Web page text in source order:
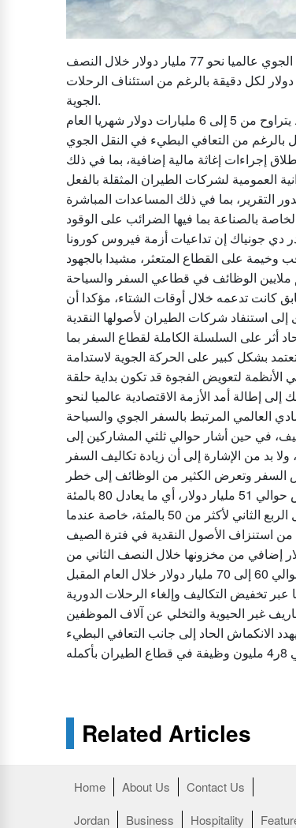
جوردن ديلي - حذر الاتحاد الدولي للنقل الجوي (إياتا) من خسارة قطاع النقل الجوي عالميا نحو 77 مليار دولار خلال النصف
الجاري، أي ما يعادل 13 مليار دولار شهريا أو 300 ألف دولار لكل دقيقة بالرغم من استئناف الرحلات
الجوية.
وأفاد تقرير صادر عن (إياتا) ، بأن سيولة القطاع ستستنزف بمعدل متوسط يتراوح من 5 إلى 6 مليارات دولار شهريا العام
إجراءات إغاثة مالية إضافية، بما في ذلك
إلى 160 مليار دولار حتى صدور التقرير، بما في ذلك المساعدات المباشرة
دي جونياك إن تداعيات أزمة فيروس كورونا
وخيمة على القطاع المتعثر، مشيدا بالجهود
كانت تدعمه خلال أوقات الشتاء، مؤكدا أن
أثر على السلسلة الكاملة لقطاع السفر بما
بشكل كبير على الحركة الجوية لاستدامة
لتعويض الفجوة قد تكون بداية حلقة
إطالة أمد الأزمة الاقتصادية عالميا لنحو
في حين أشار حوالي ثلثي المشاركين إلى
بد من الإشارة إلى أن زيادة تكاليف السفر
وتشير توقعات الاتحاد الدولي للنقل الجوي إلى أن إيرادات القطاع ستنخفض حوالي 51 مليار دولار، أي ما يعادل 80 بالمئة
من أرقام العام الماضي على الرغم من تخفيض القطاع للتكاليف خلال الربع الثاني لأكثر من 50 بالمئة، خاصة عندما
أن تستخدم شركات الطيران حوالي 77 مليار دولار إضافي من مخزونها خلال النصف الثاني من
تخفيض التكاليف وإلغاء الرحلات الدورية
الانكماش الحاد إلى جانب التعافي البطيء
Related Articles
Home About Us
Contact Us
Jordan
Business Hospitality